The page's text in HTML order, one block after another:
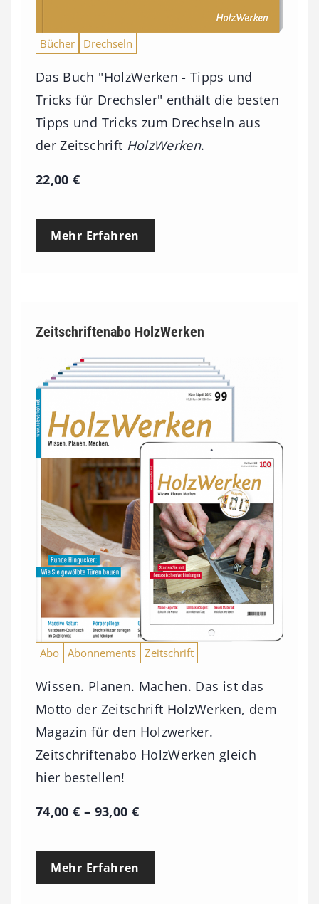
Bücher Drechseln
Das Buch "HolzWerken - Tipps und
Tricks für Drechsler" enthält die besten
Tipps und Tricks zum Drechseln aus
der Zeitschrift HolzWerken.
22,00€
Mehr Erfahren
Zeitschriftenabo HolzWerken
Abo Abonnements Zeitschrift
Wissen. Planen. Machen. Das ist das
Motto der Zeitschrift HolzWerken, dem
Magazin für den Holzwerker.
Zeitschriftenabo HolzWerken gleich
hier bestellen!
74,00€ – 93,00 €P
e
Mehr Erfahren